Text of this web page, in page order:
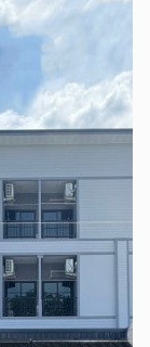
❯